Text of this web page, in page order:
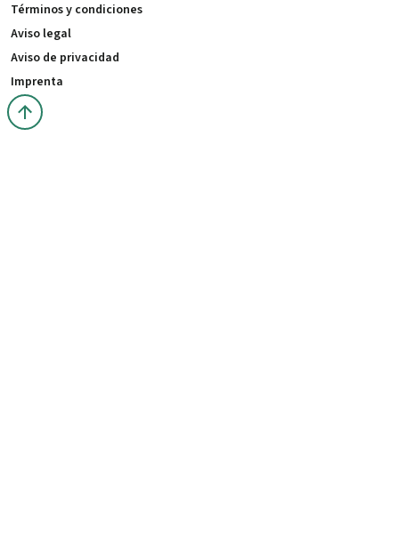
Términos y condiciones
Aviso legal
Aviso de privacidad
Imprenta